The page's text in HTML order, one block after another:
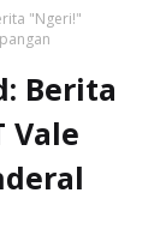
"Ngeri!"
Berita
Vale